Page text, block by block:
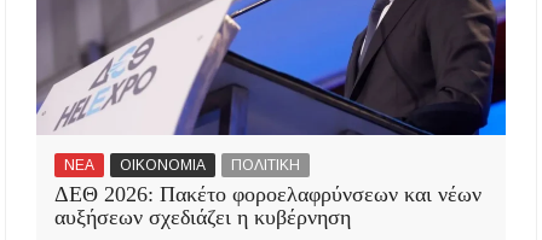
ΝΕΑ ΟΙΚΟΝΟΜΙΑ ΠΟΛΙΤΙΚΗ
ΔΕΘ 2026: Πακέτο φοροελαφρύνσεων και νέων
αυξήσεων σχεδιάζει η κυβέρνηση